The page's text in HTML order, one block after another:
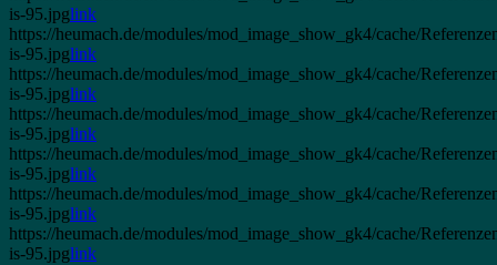
is-95.jpglink
https://heumach.de/modules/mod_image_show_gk4/cache/
is-95.jpglink
https://heumach.de/modules/mod_image_show_gk4/cache/
is-95.jpglink
https://heumach.de/modules/mod_image_show_gk4/cache/
is-95.jpglink
https://heumach.de/modules/mod_image_show_gk4/cache/
is-95.jpglink
https://heumach.de/modules/mod_image_show_gk4/cache/
is-95.jpglink
https://heumach.de/modules/mod_image_show_gk4/cache/
is-95.jpglink